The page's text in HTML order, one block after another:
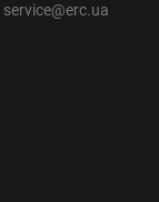
service@erc.ua